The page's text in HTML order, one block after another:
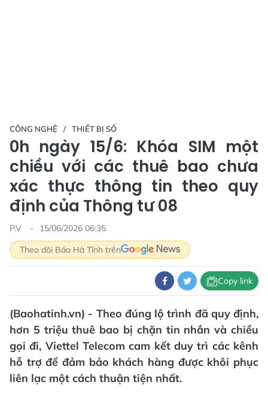
CÔNG NGHỆ THIẾT BỊ SỐ
0h ngày 15/6: Khóa SIM một
chiều với các thuê bao chưa
xác thực thông tin theo quy
định của Thông tư 08
P.V
15/06/2026 06:35
Theo dõi Báo Hà Tĩnh trên
Copy link
(Baohatinh.vn) - Theo đúng lộ trình đã quy định,
hơn 5 triệu thuê bao bị chặn tin nhắn và chiều
gọi đi, Viettel Telecom cam kết duy trì các kênh
hỗ trợ để đảm bảo khách hàng được khôi phục
liên lạc một cách thuận tiện nhất.